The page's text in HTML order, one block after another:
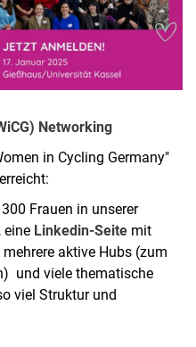
Networking
in Cycling Germany"
Frauen in unserer
eine Linkedin-Seite mit
aktive Hubs (zum
und viele thematische
viel Struktur und